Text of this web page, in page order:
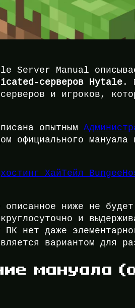
Server Manual
серверов Hytale .
и игроков,
опытным
официального
хостинг ХайТейл
описанное ниже не
и
ПК нет даже
вариантом для
мануала